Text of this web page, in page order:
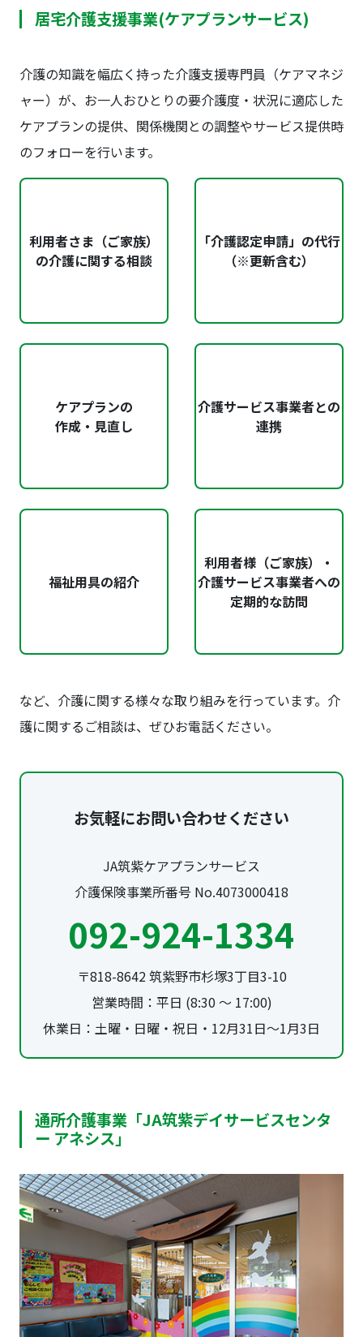
居宅介護支援事業(ケアプランサービス)
介護の知識を幅広く持った介護支援専門員（ケアマネジ
ャー）が、お一人おひとりの要介護度・状況に適応した
ケアプランの提供、関係機関との調整やサービス提供時
のフォローを行います。
利用者さま（ご家族）
の介護に関する相談
「介護認定申請」の代行
（※更新含む）
ケアプランの
作成・見直し
介護サービス事業者との
連携
福祉用具の紹介
利用者様（ご家族）・
介護サービス事業者への
定期的な訪問
など、介護に関する様々な取り組みを行っています。介
護に関するご相談は、ぜひお電話ください。
お気軽にお問い合わせください
JA筑紫ケアプランサービス
介護保険事業所番号 No.4073000418
092-924-1334
〒818-8642 筑紫野市杉塚3丁目3-10
営業時間：平日 (8:30 ～ 17:00)
休業日：土曜・日曜・祝日・12月31日～1月3日
通所介護事業「JA筑紫デイサービスセンタ
ー アネシス」